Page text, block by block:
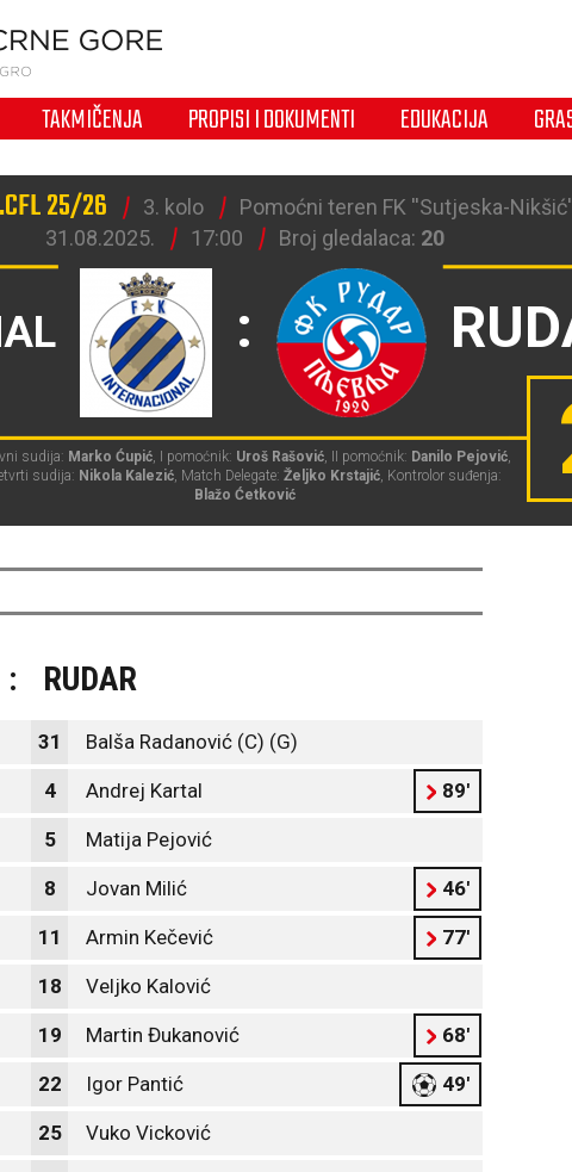
TAKMIČENJA PROPISI I DOKUMENTI EDUKACIJA
25/26 3. kolo
Pomoćni teren FK ''Sutjeska-
31.08.2025.
17:00 Broj gledalaca: 20
:
sudija: Marko Ćupić, I pomoćnik: Uroš Rašović, II pomoćnik: Danilo Pejović,
sudija: Nikola Kalezić, Match Delegate: Željko Krstajić, Kontrolor suđenja:
Blažo Ćetković
: RUDAR
31 Balša Radanović (C) (G)
4 Andrej Kartal 89'
5 Matija Pejović
8 Jovan Milić 46'
11 Armin Kečević 77'
18 Veljko Kalović
19 Martin Đukanović 68'
22 Igor Pantić 49'
25 Vuko Vicković